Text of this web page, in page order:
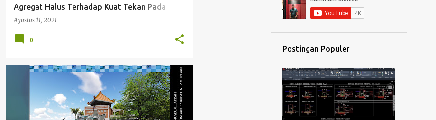
Agregat Halus Terhadap Kuat Tekan Pada
Beton K-250
Agustus 11, 2021
0
ARCHITECTURE
Postingan Populer